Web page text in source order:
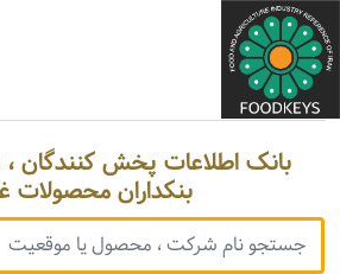
بانک اطلاعات پخش کنندگان
بنکداران محصولات